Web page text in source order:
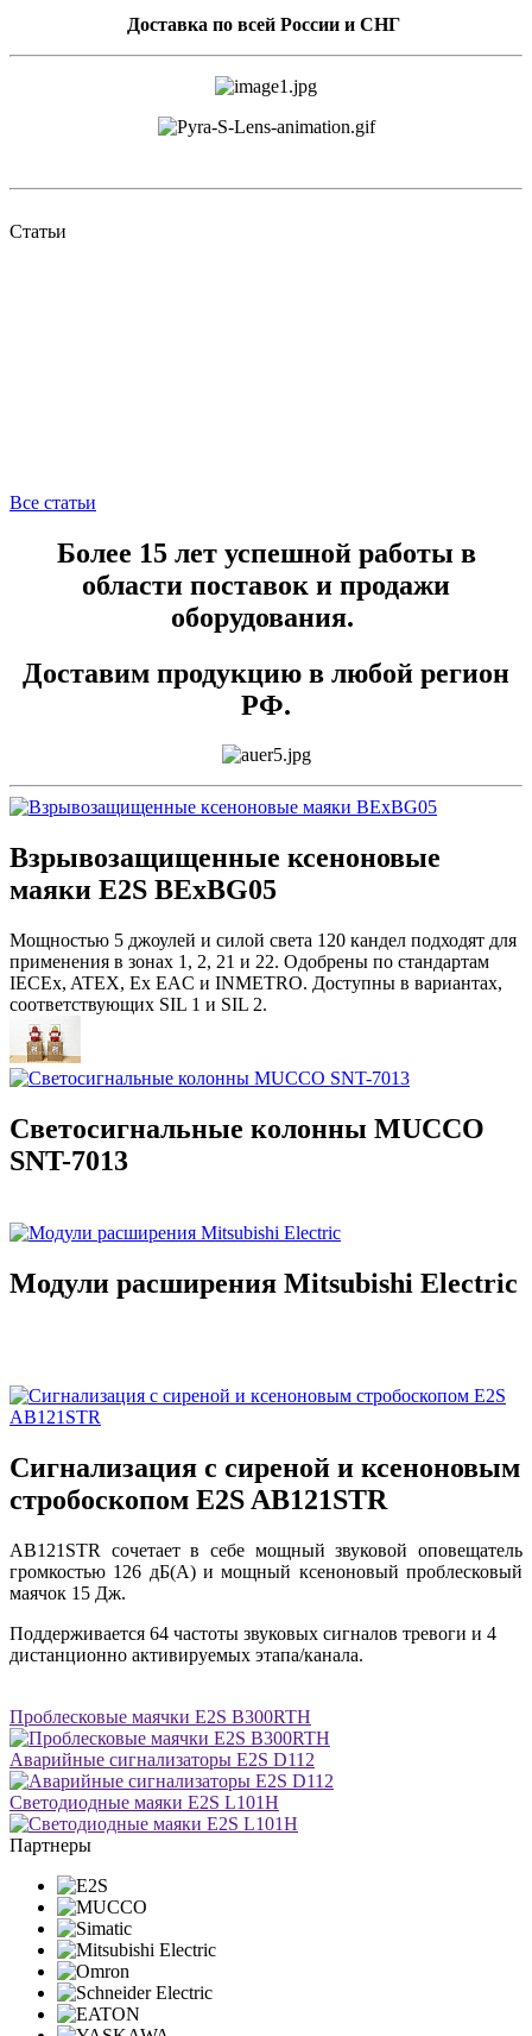
Доставка по всей России и СНГ
Статьи
Все статьи
Более 15 лет успешной работы в
области поставок и продажи
оборудования.
Доставим продукцию в любой регион
РФ.
Взрывозащищенные ксеноновые
маяки E2S BExBG05
Мощностью 5 джоулей и силой света 120 кандел подходят для
применения в зонах 1, 2, 21 и 22. Одобрены по стандартам
IECEx, ATEX, Ex EAC и INMETRO. Доступны в вариантах,
соответствующих SIL 1 и SIL 2.
Светосигнальные колонны MUCCO
SNT-7013
Модули расширения Mitsubishi Electric
Сигнализация с сиреной и ксеноновым
стробоскопом E2S AB121STR
AB121STR сочетает в себе мощный звуковой оповещатель
громкостью 126 дБ(A) и мощный ксеноновый проблесковый
маячок 15 Дж.
Поддерживается 64 частоты звуковых сигналов тревоги и 4
дистанционно активируемых этапа/канала.
Проблесковые маячки E2S B300RTH
Аварийные сигнализаторы E2S D112
Светодиодные маяки E2S L101H
Партнеры